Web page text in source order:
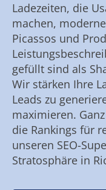
Ladezeiten, die
machen,
Picassos und
gefüllt sind als
Wir stärken Ihre
Leads zu
maximieren.
die Rankings für
unseren SEO-
Stratosphäre in